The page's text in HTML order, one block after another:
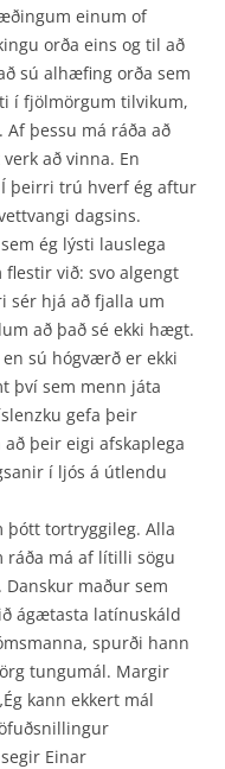
einum of
orða eins og til að
sú alhæfing orða sem
í fjölmörgum tilvikum,
þessu má ráða að
að vinna. En
þeirri trú hverf ég aftur
dagsins.
ég lýsti lauslega
við: svo algengt
sér hjá að fjalla um
að það sé ekki hægt.
sú hógværð er ekki
því sem menn játa
gefa þeir
þeir eigi afskaplega
í ljós á útlendu
tortryggileg. Alla
ráða má af lítilli sögu
Danskur maður sem
ágætasta latínuskáld
spurði hann
tungumál. Margir
kann ekkert mál
Einar